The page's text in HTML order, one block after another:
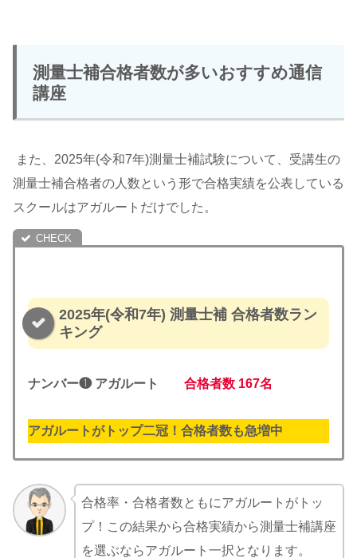
測量士補合格者数が多いおすすめ通信
講座
また、2025年(令和7年)測量士補試験について、受講生の
測量士補合格者の人数という形で合格実績を公表している
スクールはアガルートだけでした。
2025年(令和7年) 測量士補 合格者数ラン
キング
ナンバー❶ アガルート 合格者数 167名
アガルートがトップ二冠！合格者数も急増中
合格率・合格者数ともにアガルートがトッ
プ！この結果から合格実績から測量士補講座
を選ぶならアガルート一択となります。